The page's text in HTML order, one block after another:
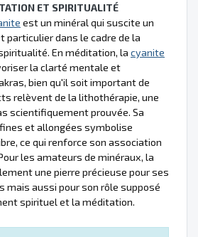
ET SPIRITUALITÉ
est un minéral qui suscite un
particulier dans le cadre de la
En méditation, la cyanite
la clarté mentale et
bien qu'il soit important de
relèvent de la lithothérapie, une
scientifiquement prouvée. Sa
et allongées symbolise
ce qui renforce son association
les amateurs de minéraux, la
une pierre précieuse pour ses
mais aussi pour son rôle supposé
spirituel et la méditation.